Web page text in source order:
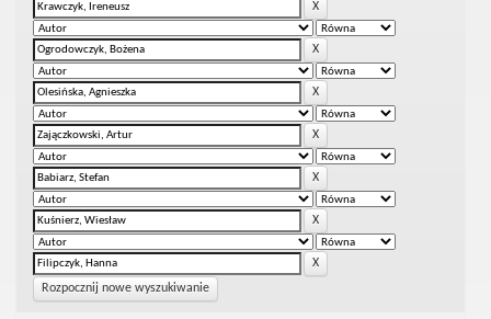
Rozpocznij nowe wyszukiwanie